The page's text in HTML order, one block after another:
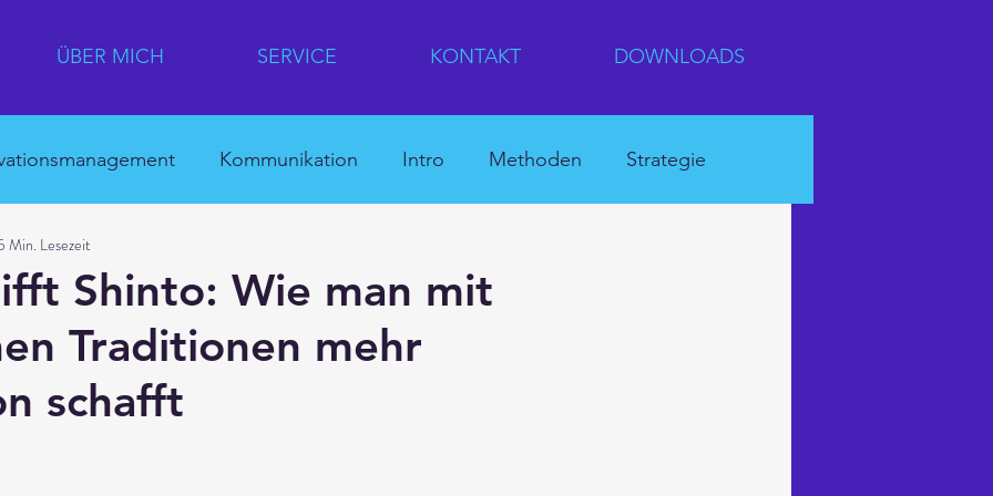
ÜBER MICH SERVICE KONTAKT DOWNLOADS
Kommunikation Intro Methoden Strategie
HR Japanische Innovationslandkarte
Shinto: Wie man mit
Traditionen mehr
schafft
Min. Lesezeit